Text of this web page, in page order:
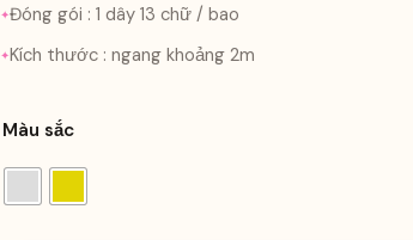
Đóng gói : 1 dây 13 chữ / bao
Kích thước : ngang khoảng 2m
Màu sắc